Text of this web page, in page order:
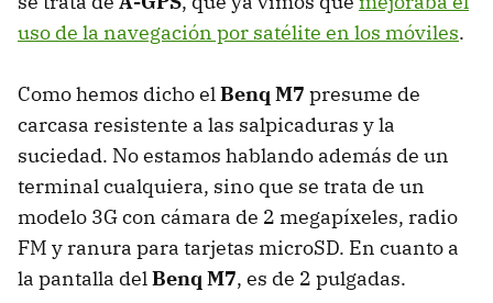
uso de la navegación por satélite en los móviles.
Como hemos dicho elBenq M7 presume de
carcasa resistente a las salpicaduras y la
suciedad. No estamos hablando además de un
terminal cualquiera, sino que se trata de un
modelo 3G con cámara de 2 megapíxeles, radio
FM y ranura para tarjetas microSD. En cuanto a
la pantalla delBenq M7, es de 2 pulgadas.